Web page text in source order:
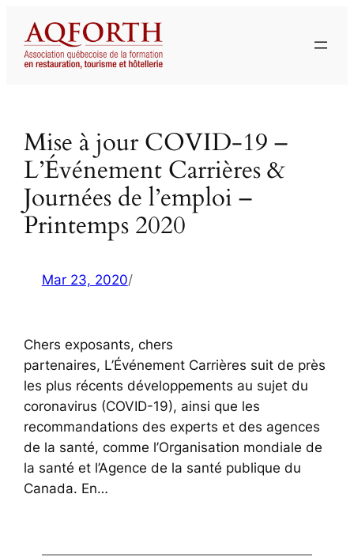
contenu
Mise à jour COVID-19 –
L’Événement Carrières &
Journées de l’emploi –
Printemps 2020
Mar 23, 2020/
Chers exposants, chers
partenaires, L’Événement Carrières suit de près
les plus récents développements au sujet du
coronavirus (COVID-19), ainsi que les
recommandations des experts et des agences
de la santé, comme l’Organisation mondiale de
la santé et l’Agence de la santé publique du
Canada. En…